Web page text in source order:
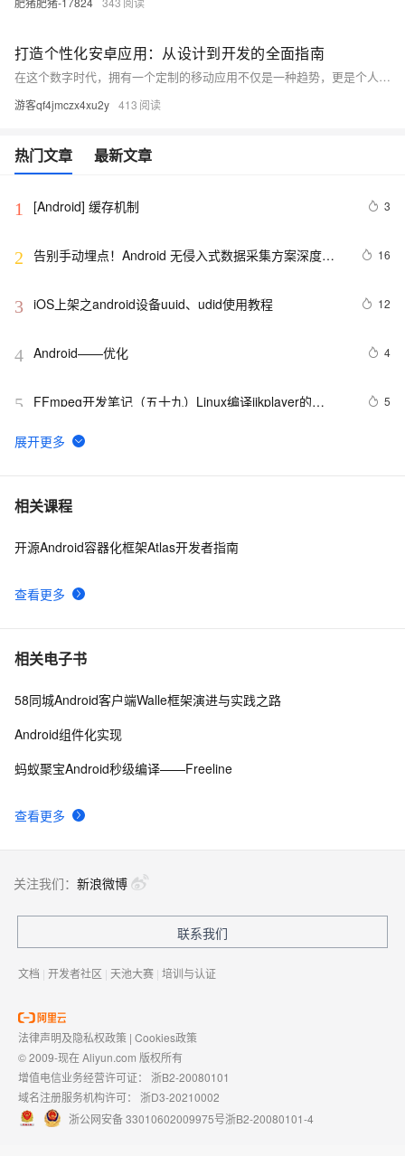
打造个性化安卓应用：从设计到开发的全面指南
在这个数字时代，拥有一个定制的移动应用不仅是一种趋势，更是个人或企业品牌的重要延伸。本文将引导你通过一系列简单易懂的步骤，从构思你的应用理念开始，直至实现一个功能齐全的安卓应用。无论你是编程新手还是希望拓展技能的开发者，这篇文章都将为你提供必要的工具和知识，帮助你将创意转化为现实。
游客qf4jmczx4xu2y 413
热门文章 最新文章
1 [Android] 缓存机制 3
2 告别手动埋点！Android 无侵入式数据采集方案深度解
16
3 iOS上架之android设备uuid、udid使用教程 12
4 Android——优化 4
5
FFmpeg开发笔记（五十九）Linux编译ijkplayer的
5
6 申请google android map api key
7 Android第二十期 - 微信的主体构架
8 Android布局变化时动画效果的现实(一)
9 Android显示GIF动画完整示例(一)
10
相关课程
查看更多
开源Android容器化框架Atlas开发者指南
相关电子书
查看更多
58同城Android客户端Walle框架演进与实践之路
Android组件化实现
蚂蚁聚宝Android秒级编译——Freeline
关注我们： 新浪微博
联系我们
文档 | 开发者社区 | 天池大赛 | 培训与认证
法律声明及隐私权政策 | Cookies政策
© 2009-现在 Aliyun.com 版权所有
增值电信业务经营许可证： 浙B2-20080101
域名注册服务机构许可： 浙D3-20210002
浙公网安备 33010602009975号浙B2-20080101-4